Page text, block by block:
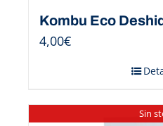
Kombu Eco
4,00€
Sin